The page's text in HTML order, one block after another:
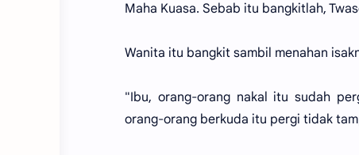
Maha Kuasa. Sebab itu bangkitlah,
Wanita itu bangkit sambil menahan
"Ibu, orang-orang nakal itu sudah
orang-orang berkuda itu pergi tidak